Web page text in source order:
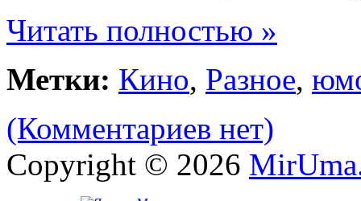
Читать полностью »
Метки: Кино, Разное,
(Комментариев нет)
Copyright © 2026